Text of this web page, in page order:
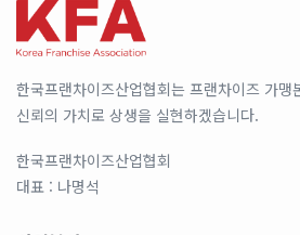
한국프랜차이즈산업협회는 프랜차이즈 가맹
신뢰의 가치로 상생을 실현하겠습니다.
한국프랜차이즈산업협회
대표 : 나명석